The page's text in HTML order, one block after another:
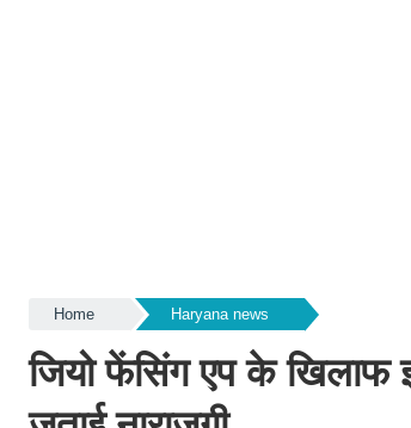
Home Haryana news
जियो फेंसिंग एप के खिलाफ